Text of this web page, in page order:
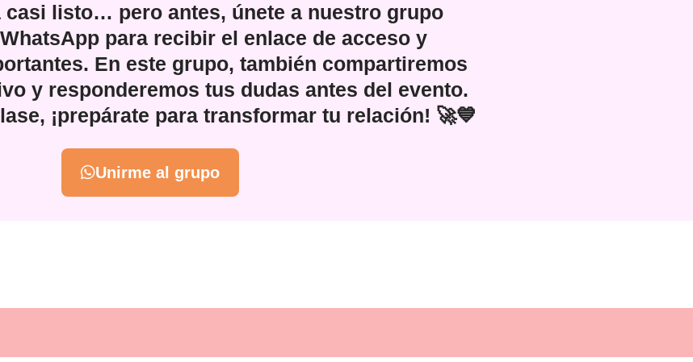
casi listo… pero antes, únete a nuestro grupo
para recibir el enlace de acceso y
En este grupo, también compartiremos
y responderemos tus dudas antes del evento.
¡prepárate para transformar tu relación! 🚀💙
Unirme al grupo